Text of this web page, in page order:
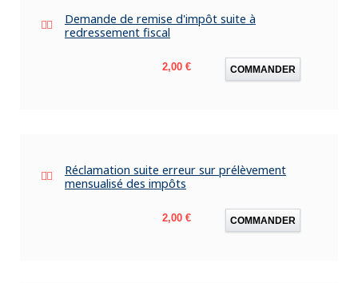
Demande de remise d'impôt suite à
redressement fiscal
Prix
2,00 € COMMANDER
Réclamation suite erreur sur prélèvement
mensualisé des impôts
Prix
2,00 € COMMANDER